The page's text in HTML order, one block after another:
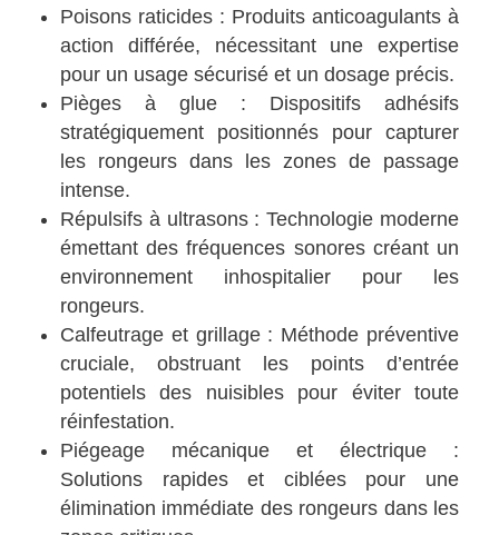
Poisons raticides : Produits anticoagulants à
action différée, nécessitant une expertise
pour un usage sécurisé et un dosage précis.
Pièges à glue : Dispositifs adhésifs
stratégiquement positionnés pour capturer
les rongeurs dans les zones de passage
intense.
Répulsifs à ultrasons : Technologie moderne
émettant des fréquences sonores créant un
environnement inhospitalier pour les
rongeurs.
Calfeutrage et grillage : Méthode préventive
cruciale, obstruant les points d’entrée
potentiels des nuisibles pour éviter toute
réinfestation.
Piégeage mécanique et électrique :
Solutions rapides et ciblées pour une
élimination immédiate des rongeurs dans les